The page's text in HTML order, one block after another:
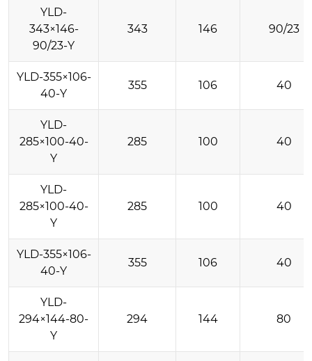
YLD-
343×146-
90/23-Y
343 146 90/23
YLD-355×106-
40-Y
355 106 40
YLD-
285×100-40-
Y
285 100 40
YLD-
285×100-40-
Y
285 100 40
YLD-355×106-
40-Y
355 106 40
YLD-
294×144-80-
Y
294 144 80